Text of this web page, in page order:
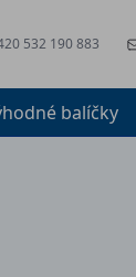
532 190 883
balíčky